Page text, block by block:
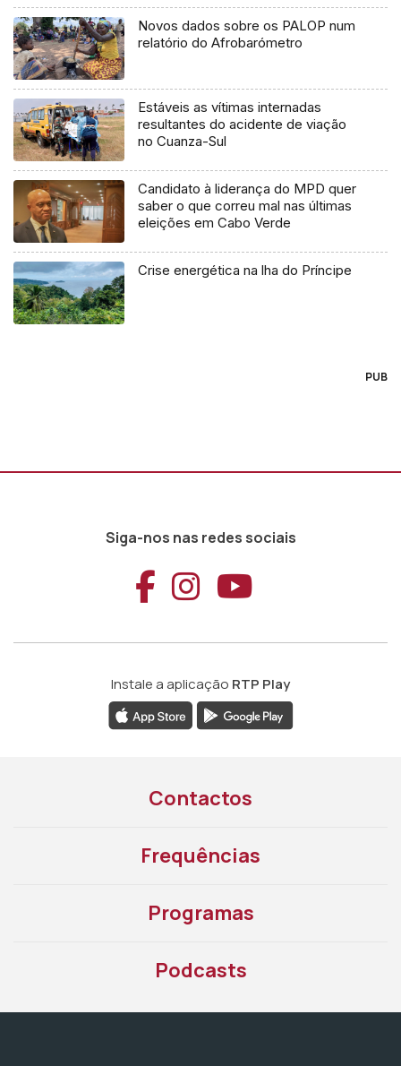
Novos dados sobre os PALOP num
relatório do Afrobarómetro
Estáveis as vítimas internadas
resultantes do acidente de viação
no Cuanza-Sul
Candidato à liderança do MPD quer
saber o que correu mal nas últimas
eleições em Cabo Verde
Crise energética na lha do Príncipe
PUB
Siga-nos nas redes sociais
Aceder ao
Aceder ao
Aceder
Instale a aplicação RTP Play
Contactos
Frequências
Programas
Podcasts